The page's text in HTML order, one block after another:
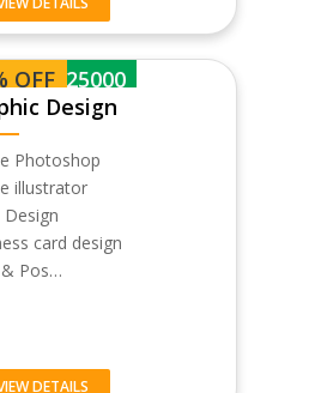
BDT 25000
OFF
Design
Photoshop
illustrator
card design
Pos…
DETAILS